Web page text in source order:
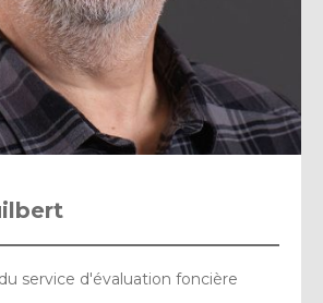
service d'évaluation foncière